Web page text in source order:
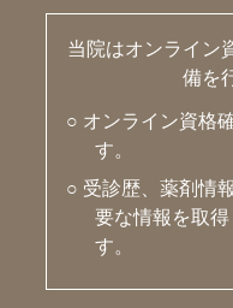
当院はオンライン
備を
○ オンライン資格
す。
○ 受診歴、薬剤情
要な情報を取
す。